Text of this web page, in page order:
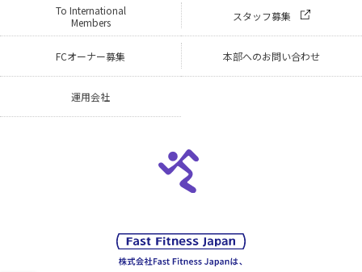
To International
Members
スタッフ募集
FCオーナー募集 本部へのお問い合わせ
運用会社